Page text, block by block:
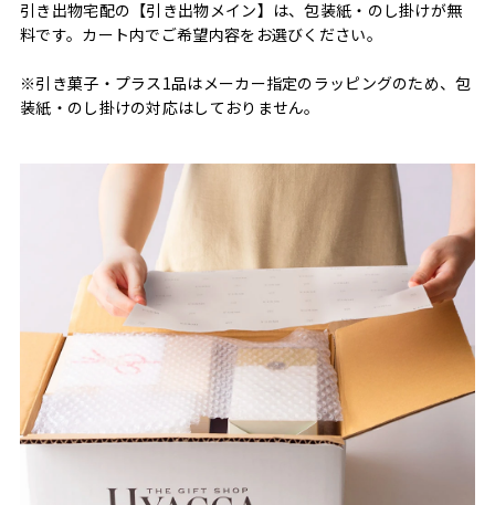
引き出物宅配の【引き出物メイン】は、包装紙・のし掛けが無
料です。カート内でご希望内容をお選びください。
※引き菓子・プラス1品はメーカー指定のラッピングのため、包
装紙・のし掛けの対応はしておりません。